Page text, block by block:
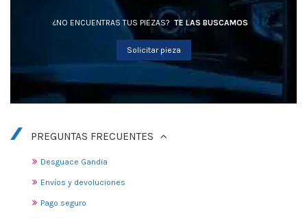
¿NO ENCUENTRAS TUS PIEZAS? TE LAS BUSCAMOS
Solicitar pieza
PREGUNTAS FRECUENTES
Desguace Gandia
Envíos y devoluciones
Pago seguro